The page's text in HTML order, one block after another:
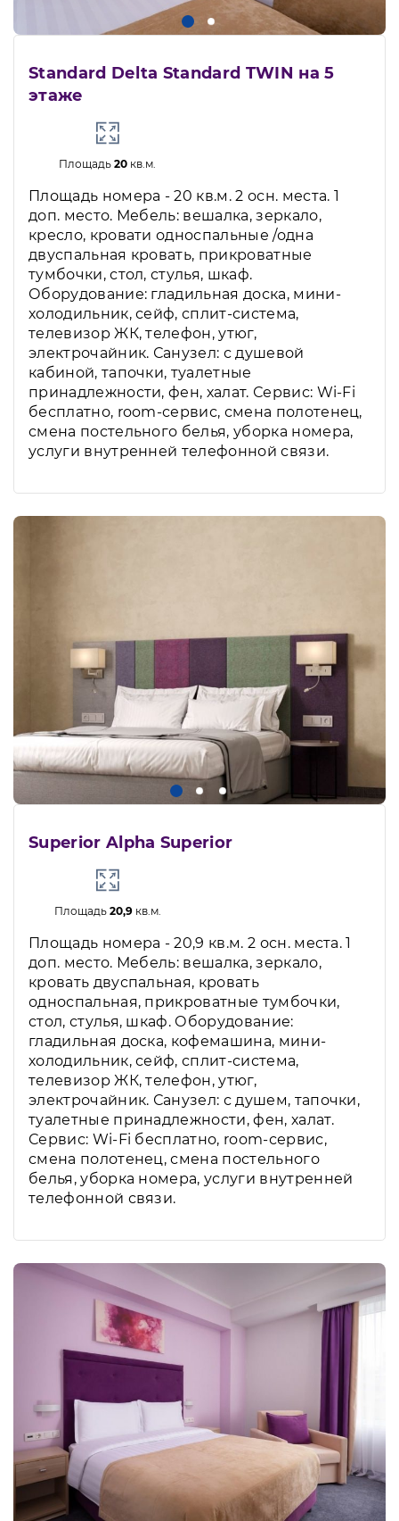
Standard Delta Standard TWIN на 5
этаже
Площадь20 кв.м.
Площадь номера - 20 кв.м. 2 осн. места. 1
доп. место. Мебель: вешалка, зеркало,
кресло, кровати односпальные /одна
двуспальная кровать, прикроватные
тумбочки, стол, стулья, шкаф.
Оборудование: гладильная доска, мини-
холодильник, сейф, сплит-система,
телевизор ЖК, телефон, утюг,
электрочайник. Санузел: с душевой
кабиной, тапочки, туалетные
принадлежности, фен, халат. Сервис: Wi-Fi
бесплатно, room-сервис, смена полотенец,
смена постельного белья, уборка номера,
услуги внутренней телефонной связи.
Superior Alpha Superior
Площадь 20,9кв.м.
Площадь номера - 20,9 кв.м. 2 осн. места. 1
доп. место. Мебель: вешалка, зеркало,
кровать двуспальная, кровать
односпальная, прикроватные тумбочки,
стол, стулья, шкаф. Оборудование:
гладильная доска, кофемашина, мини-
холодильник, сейф, сплит-система,
телевизор ЖК, телефон, утюг,
электрочайник. Санузел: с душем, тапочки,
туалетные принадлежности, фен, халат.
Сервис: Wi-Fi бесплатно, room-сервис,
смена полотенец, смена постельного
белья, уборка номера, услуги внутренней
телефонной связи.